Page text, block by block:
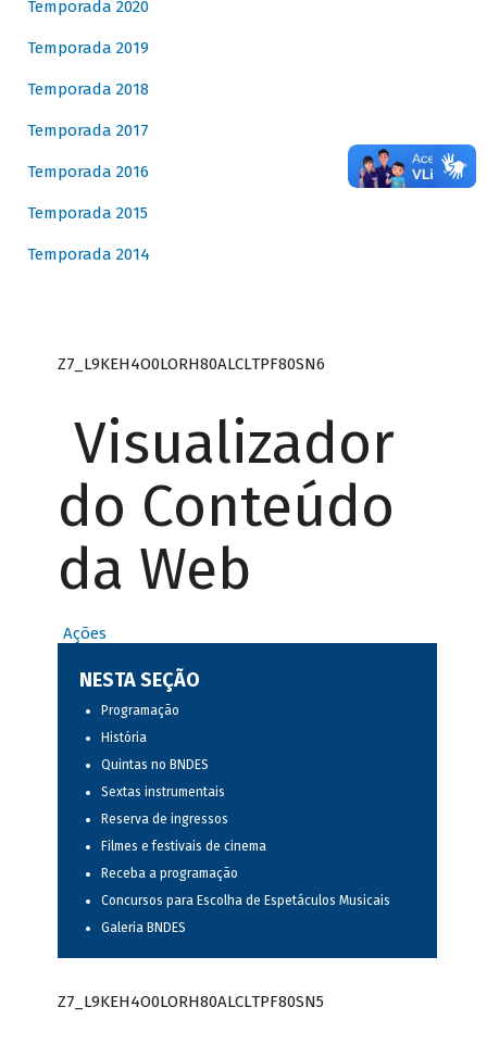
Temporada 2020
Temporada 2019
Temporada 2018
Temporada 2017
Temporada 2016
Temporada 2015
Temporada 2014
Z7_L9KEH4O0LORH80ALCLTPF80SN6
Visualizador
do Conteúdo
da Web
Ações
NESTA SEÇÃO
Programação
História
Quintas no BNDES
Sextas instrumentais
Reserva de ingressos
Filmes e festivais de cinema
Receba a programação
Concursos para Escolha de Espetáculos Musicais
Galeria BNDES
Z7_L9KEH4O0LORH80ALCLTPF80SN5